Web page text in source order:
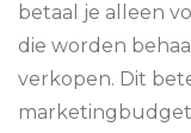
betaal je alleen
die worden
verkopen. Dit